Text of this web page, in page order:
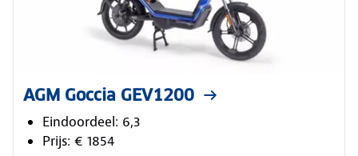
AGM Goccia GEV1200
Eindoordeel: 6,3
Prijs: € 1854